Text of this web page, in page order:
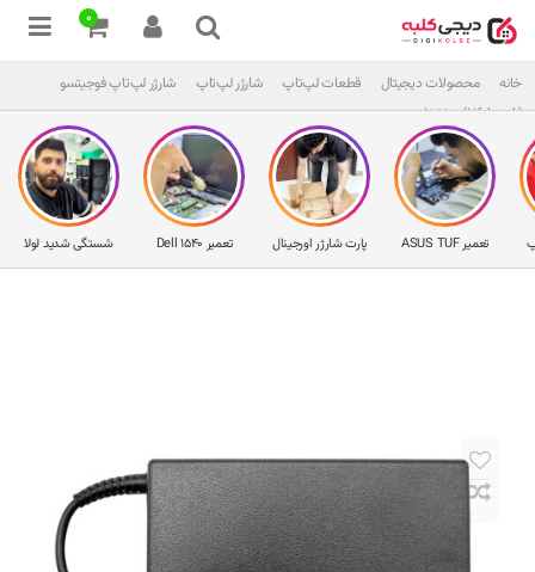
0
خانه محصولات دیجیتال قطعات لپ‌تاپ شارژر لپ‌تاپ
شارژر لپ‌تاپ فوجیتسو
L7300 (Lifebook)
شستگی شدید لولا تعمیر Dell 1540 پارت شارژر اورجینال تعمیر ASUS TUF